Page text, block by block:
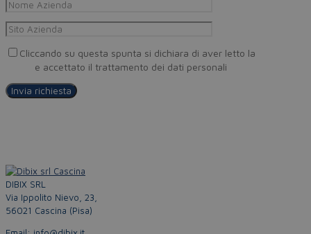
Cliccando su questa spunta si dichiara di aver letto la
e accettato il trattamento dei dati personali
DIBIX SRL
Via Ippolito Nievo, 23,
56021 Cascina (Pisa)